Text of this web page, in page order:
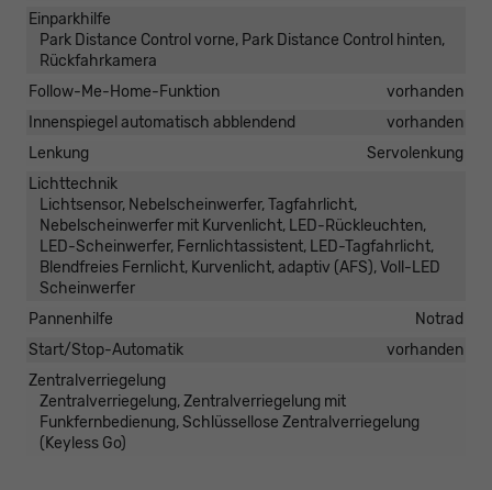
Einparkhilfe
Park Distance Control vorne, Park Distance Control hinten,
Rückfahrkamera
Follow-Me-Home-Funktion
vorhanden
Innenspiegel automatisch abblendend
vorhanden
Lenkung
Servolenkung
Lichttechnik
Lichtsensor, Nebelscheinwerfer, Tagfahrlicht,
Nebelscheinwerfer mit Kurvenlicht, LED-Rückleuchten,
LED-Scheinwerfer, Fernlichtassistent, LED-Tagfahrlicht,
Blendfreies Fernlicht, Kurvenlicht, adaptiv (AFS), Voll-LED
Scheinwerfer
Pannenhilfe
Notrad
Start/Stop-Automatik
vorhanden
Zentralverriegelung
Zentralverriegelung, Zentralverriegelung mit
Funkfernbedienung, Schlüssellose Zentralverriegelung
(Keyless Go)